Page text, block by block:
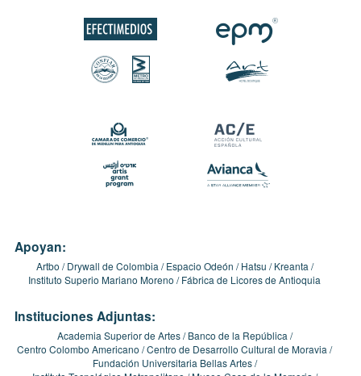
Apoyan:
Artbo Drywall de Colombia Espacio Odeón Hatsu
Kreanta
Instituto Superio Mariano Moreno
Fábrica de Licores de Antioquia
Instituciones Adjuntas:
Academia Superior de Artes
Banco de la República
Centro Colombo Americano Centro de Desarrollo Cultural de Moravia
Fundación Universitaria Bellas Artes